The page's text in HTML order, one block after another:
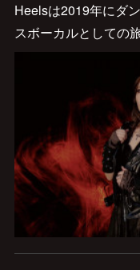
Heelsは2019年にダ
スボーカルとしての